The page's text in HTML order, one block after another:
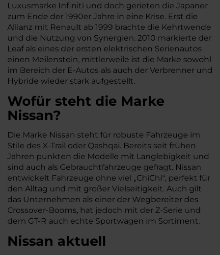
Luxusmarke Infiniti und doch gerieten die Japaner
zum Ende der 1990er Jahre in eine Krise. Erst die
Allianz mit Renault ab 1999 brachte die Kehrtwende
und die Nutzung von Synergien. 2010 markierte der
Leaf als eines der ersten elektrischen Serienautos
einen Meilenstein, mittlerweile ist die Marke sowohl
im Bereich der E-Autos als auch der Verbrenner und
Hybride wieder stark aufgestellt.
Wofür steht die Marke
Nissan?
Die Marke Nissan steht für robuste Fahrzeuge im
Stile des X-Trail oder Qashqai. Bereits seit frühen
Jahren punkten die Modelle mit Langlebigkeit und
sind auch als Gebrauchtfahrzeuge gefragt. Nissan
entwickelt Fahrzeuge ohne viel „ChiChi“, perfekt für
den Alltag und mit großer Vielseitigkeit. Auch gilt
das Unternehmen als einer der Wegbereiter des
Crossover-Booms, hat jedoch mit der Z-Serie und
dem GT-R auch echte Sportwagen im Sortiment.
Nissan aktuell